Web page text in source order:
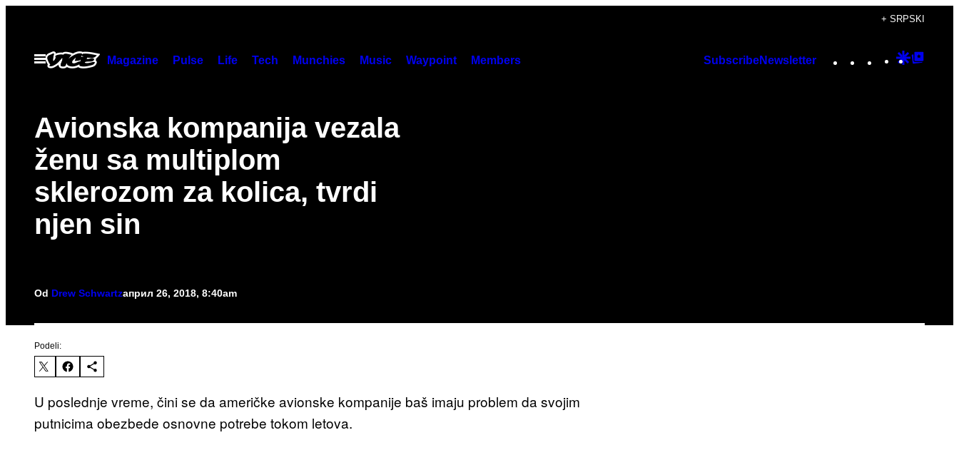
садржај
+ SRPSKI
Otvori
Meni
Magazine Pulse Life Tech Munchies Music Waypoint Members SubscribeNewsletter Instagram
TikTok
YouTube
Google
Avionska kompanija vezala
ženu sa multiplom
sklerozom za kolica, tvrdi
njen sin
Od Drew Schwartzаприл 26, 2018, 8:40am
Podeli:
U poslednje vreme, čini se da američke avionske kompanije baš imaju problem da svojim
putnicima obezbede osnovne potrebe tokom letova.